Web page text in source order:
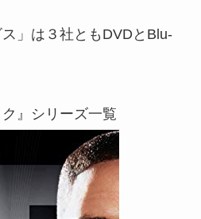
ス」は３社ともDVDとBlu-
ク』シリーズ一覧